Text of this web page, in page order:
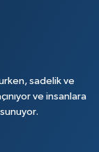
sadelik ve
ve insanlara